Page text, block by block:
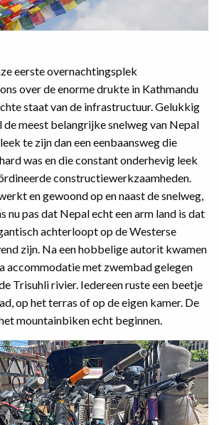
eerste overnachtingsplek
over de enorme drukte in Kathmandu
staat van de infrastructuur. Gelukkig
de meest belangrijke snelweg van Nepal
te zijn dan een eenbaansweg die
was en die constant onderhevig leek
constructiewerkzaamheden.
en gewoond op en naast de snelweg,
nu pas dat Nepal echt een arm land is dat
achterloopt op de Westerse
zijn. Na een hobbelige autorit kwamen
accommodatie met zwembad gelegen
Trisuhli rivier. Iedereen ruste een beetje
op het terras of op de eigen kamer. De
mountainbiken echt beginnen.